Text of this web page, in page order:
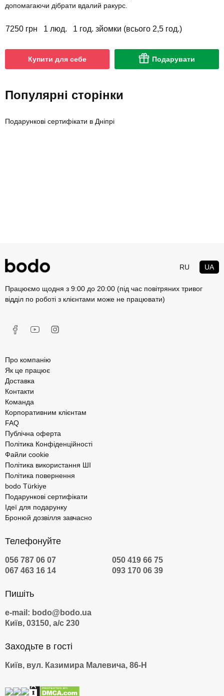
допомагаючи дібрати вдалий ракурс.
7250 грн 1 люд. 1 год. зйомки (всього 2,5 год.)
Купити для себе Подарувати
Популярні сторінки
Подарункові сертифікати в Дніпрі
RU UA
Працюємо щодня з 9:00 до 20:00 (під час повітряних тривог
відділ по роботі з клієнтами може не працювати)
Про компанію
Як це працює
Доставка
Контакти
Команда
Корпоративним клієнтам
FAQ
Публічна оферта
Політика Конфіденційності
Файли cookie
Політика використання ШІ
Політика повернення
bodo Türkiye
Подарункові сертифікати
Ідеї для подарунку
Бронюй дозвілля завчасно
Телефонуйте
056 787 06 07
050 419 66 75
067 463 16 14
093 170 06 39
Пишіть
e-mail: bodo@bodo.ua
Київ, 03150, а/с 230
Заходьте в гості
Київ, вул. Казимира Малевича, 86-Н